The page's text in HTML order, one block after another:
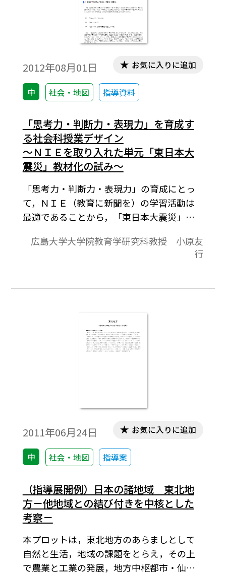
2012年08月01日
中 社会・地図 指導資料
お気に入りに追加
「思考力・判断力・表現力」を育成す
る社会科授業デザイン
～ＮＩＥを取り入れた単元「東日本大
震災」教材化の試み～
「思考力・判断力・表現力」の育成にとっ
て，ＮＩＥ（教育に新聞を）の学習活動は
最適であることから，「東日本大震災」の
標・単元構成）を紹介している。
広島大学大学院教育学研究科教授 小原友
行
2011年06月24日
中 社会・地図 指導案
お気に入りに追加
（指導展開例）日本の諸地域 東北地
方－他地域との結び付きを中核とした
考察－
本プロットは，東北地方のあらましとして
自然と生活，地域の課題をとらえ，その上
で農業と工業の発展，地方中枢都市・仙台